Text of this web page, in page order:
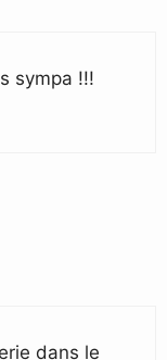
sympa !!!
dans le